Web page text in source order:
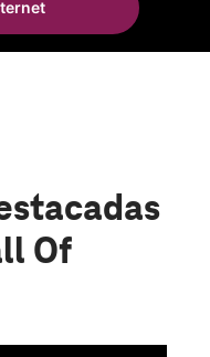
GA 30519
Of